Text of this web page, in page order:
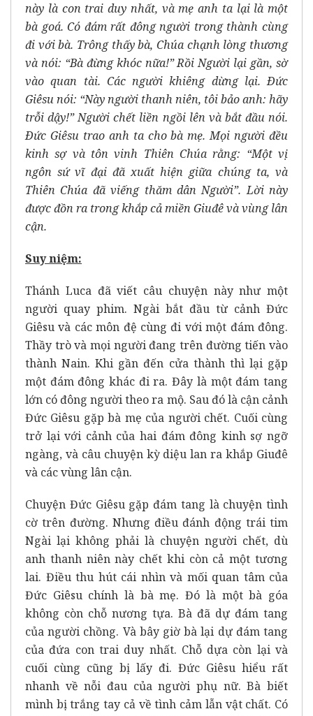
này là con trai duy nhất, và mẹ anh ta lại là một
bà goá. Có đám rất đông người trong thành cùng
đi với bà. Trông thấy bà, Chúa chạnh lòng thương
và nói: “Bà đừng khóc nữa!” Rồi Người lại gần, sờ
vào quan tài. Các người khiêng dừng lại. Ðức
Giêsu nói: “Này người thanh niên, tôi bảo anh: hãy
trỗi dậy!” Người chết liền ngồi lên và bắt đầu nói.
Ðức Giêsu trao anh ta cho bà mẹ. Mọi người đều
kinh sợ và tôn vinh Thiên Chúa rằng: “Một vị
ngôn sứ vĩ đại đã xuất hiện giữa chúng ta, và
Thiên Chúa đã viếng thăm dân Người”. Lời này
được đồn ra trong khắp cả miền Giuđê và vùng lân
cận.
Suy niệm:
Thánh Luca đã viết câu chuyện này như một
người quay phim. Ngài bắt đầu từ cảnh Đức
Giêsu và các môn đệ cùng đi với một đám đông.
Thầy trò và mọi người đang trên đường tiến vào
thành Nain.Khi gần đến cửa thành thì lại gặp
một đám đông khác đi ra.Đây là một đám tang
lớn có đông người theo ra mộ. Sau đó là cận cảnh
Đức Giêsu gặp bà mẹ của người chết. Cuối cùng
trở lại với cảnh của hai đám đông kinh sợ ngỡ
ngàng, và câu chuyện kỳ diệu lan ra khắp Giuđê
và các vùng lân cận.
Chuyện Đức Giêsu gặp đám tang là chuyện tình
cờ trên đường. Nhưng điều đánh động trái tim
Ngài lại không phải là chuyện người chết, dù
anh thanh niên này chết khi còn cả một tương
lai. Điều thu hút cái nhìn và mối quan tâm của
Đức Giêsu chính là bà mẹ.Đó là một bà góa
không còn chỗ nương tựa. Bà đã dự đám tang
của người chồng. Và bây giờ bà lại dự đám tang
của đứa con trai duy nhất. Chỗ dựa còn lại và
cuối cùng cũng bị lấy đi. Đức Giêsu hiểu rất
nhanh về nỗi đau của người phụ nữ.Bà biết
mình bị trắng tay cả về tình cảm lẫn vật chất. Có